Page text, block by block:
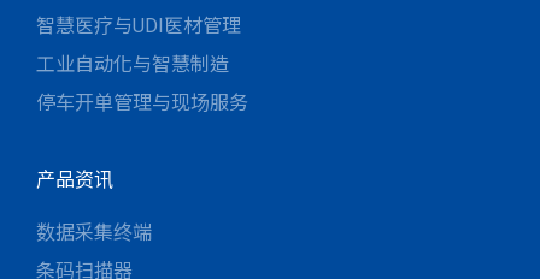
智慧医疗与UDI医材管理
工业自动化与智慧制造
停车开单管理与现场服务
产品资讯
数据采集终端
条码扫描器